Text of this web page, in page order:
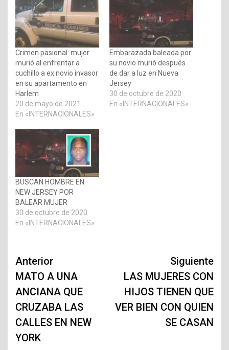
Crimen pasional: mujer
murió al enfrentar a
cuchillo a ex novio invasor
en su apartamento en
Harlem
20 de mayo de 2021
En «INTERNACIONALES»
Embarazada baleada por
su novio murió después
de dar a luz en Nueva
Jersey
30 de octubre de 2020
En «INTERNACIONALES»
BUSCAN HOMBRE EN
NEW JERSEY POR
BALEAR MUJER
30 de octubre de 2020
En «INTERNACIONALES»
Navegación
de
entradas
Anterior
MATO A UNA
ANCIANA QUE
CRUZABA LAS
CALLES EN NEW
YORK
Siguiente
LAS MUJERES CON
HIJOS TIENEN QUE
VER BIEN CON QUIEN
SE CASAN